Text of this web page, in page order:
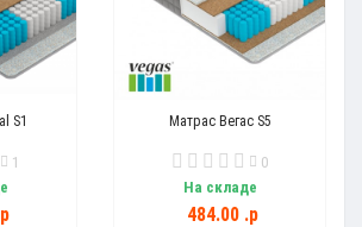
S1
1
Матрас Вегас S5
0
На складе
484.00 .p